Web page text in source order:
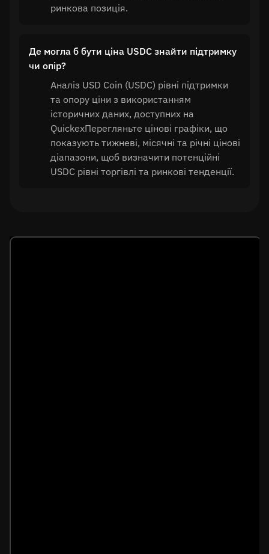
ринкова позиція.
Де могла б бути ціна USDC знайти підтримку
чи опір?
Аналіз USD Coin (USDC) рівні підтримки
та опору ціни з використанням
історичних даних, доступних на
QuickexПерегляньте цінові графіки, що
показують тижневі, місячні та річні цінові
діапазони, щоб визначити потенційні
USDC рівні торгівлі та ринкові тенденції.